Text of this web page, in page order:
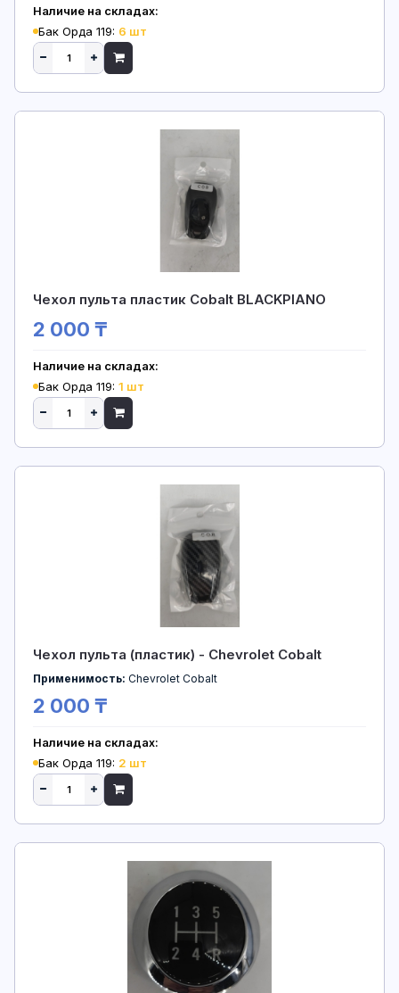
Наличие на складах:
Бак Орда 119: 6 шт
Чехол пульта пластик Cobalt BLACKPIANO
2 000 ₸
Наличие на складах:
Бак Орда 119: 1 шт
Чехол пульта (пластик) - Chevrolet Cobalt
Применимость: Chevrolet Cobalt
2 000 ₸
Наличие на складах:
Бак Орда 119: 2 шт